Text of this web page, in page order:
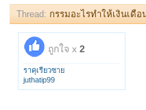
Thread: กรรมอะไรทำให้เงินเดื
ถูกใจ x 2
ราคุเรียวซาย
juthatip99